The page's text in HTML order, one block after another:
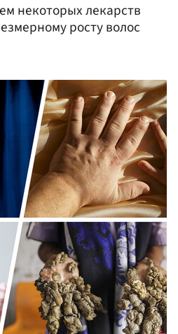
некоторых лекарств
росту волос